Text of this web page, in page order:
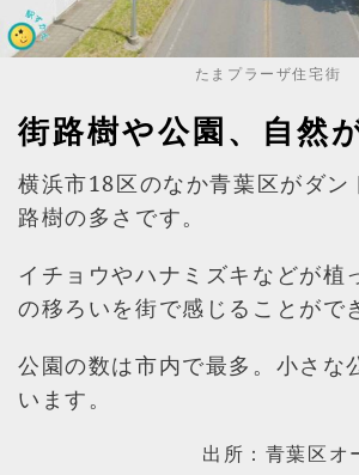
たまプラーザ住宅街
街路樹や公園、自然
横浜市18区のなか青葉区がダン
路樹の多さです。
イチョウやハナミズキなどが植
の移ろいを街で感じることがで
公園の数は市内で最多。小さな
います。
出所：青葉区オ